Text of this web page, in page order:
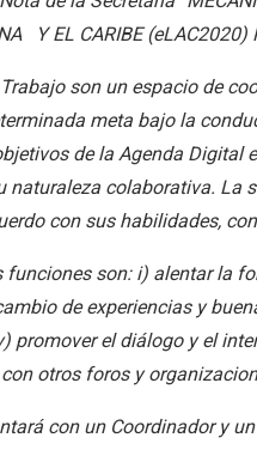
Y EL CARIBE (eLAC2020)
son un espacio de
meta bajo la
de la Agenda Digital
naturaleza colaborativa. La
con sus habilidades,
funciones son: i) alentar la
de experiencias y
promover el diálogo y el
otros foros y
con un Coordinador y